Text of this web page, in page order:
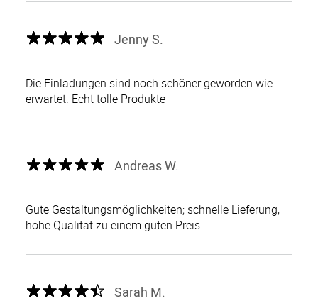
Jenny S.
Die Einladungen sind noch schöner geworden wie
erwartet. Echt tolle Produkte
Andreas W.
Gute Gestaltungsmöglichkeiten; schnelle Lieferung,
hohe Qualität zu einem guten Preis.
Sarah M.